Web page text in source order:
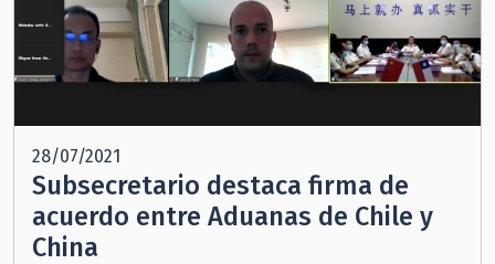
28/07/2021
Subsecretario destaca firma de
acuerdo entre Aduanas de Chile y
China